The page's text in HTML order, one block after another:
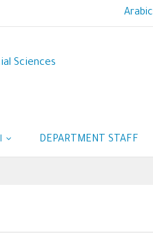
Arabic
Sciences
DEPARTMENT STAFF